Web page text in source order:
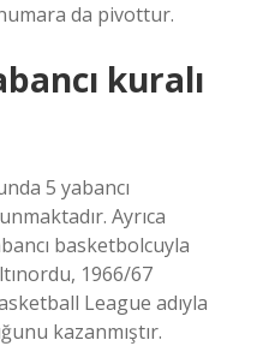
da pivottur.
kuralı
5 yabancı
Ayrıca
basketbolcuyla
1966/67
League adıyla
kazanmıştır.